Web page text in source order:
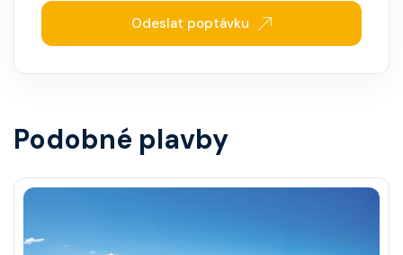
Odeslat poptávku
Podobné plavby